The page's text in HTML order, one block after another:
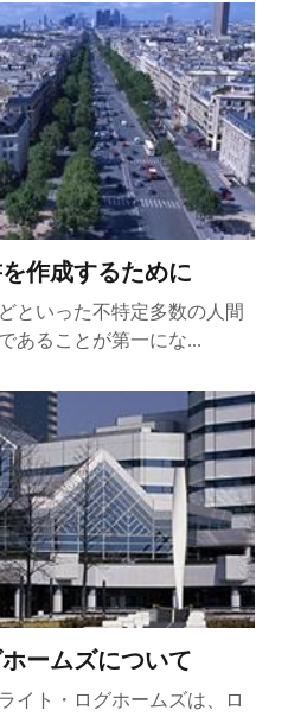
作成するために
といった不特定多数の人間
あることが第一にな...
ームズについて
イト・ログホームズは、ロ